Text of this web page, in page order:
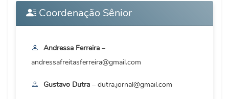
Coordenação Sênior
Andressa Ferreira –
andressafreitasferreira@gmail.com
Gustavo Dutra – dutra.jornal@gmail.com